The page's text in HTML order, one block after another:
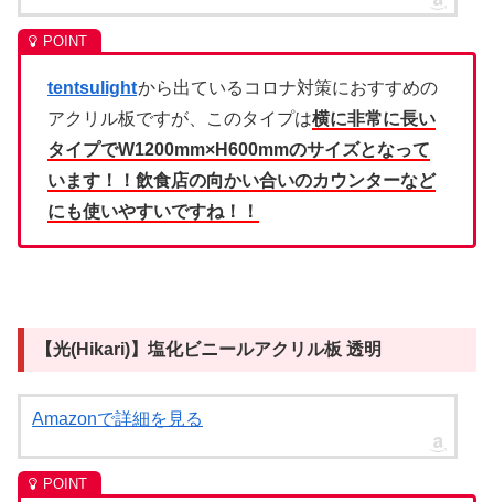
tentsulightから出ているコロナ対策におすすめの
アクリル板ですが、このタイプは横に非常に長い
タイプでW1200mm×H600mmのサイズとなって
います！！ 飲食店の向かい合いのカウンターなど
にも使いやすいですね！！
【光(Hikari)】塩化ビニールアクリル板 透明
Amazonで詳細を見る